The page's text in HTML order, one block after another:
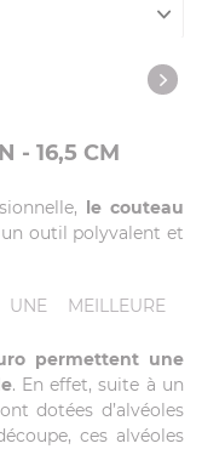
- 16,5 CM
le couteau
outil polyvalent et
MEILLEURE
permettent une
. En effet, suite à un
dotées d’alvéoles
ces alvéoles